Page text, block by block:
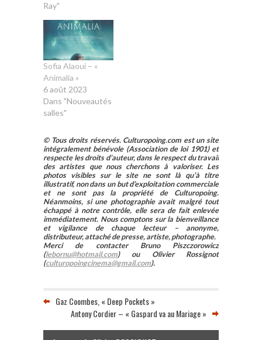
Ray"
Sofia Alaoui – «
Animalia »
6 août 2023
Dans "Nouveautés
salles"
© Tous droits réservés. Culturopoing.com est un site
intégralement bénévole (Association de loi 1901) et
respecte les droits d’auteur, dans le respect du travail
des artistes que nous cherchons à valoriser. Les
photos visibles sur le site ne sont là qu’à titre
illustratif, non dans un but d’exploitation commerciale
et ne sont pas la propriété de Culturopoing.
Néanmoins, si une photographie avait malgré tout
échappé à notre contrôle, elle sera de fait enlevée
immédiatement. Nous comptons sur la bienveillance
et vigilance de chaque lecteur – anonyme,
distributeur, attaché de presse, artiste, photographe.
Merci de contacter Bruno Piszczorowicz
(lebornu@hotmail.com) ou Olivier Rossignot
(culturopoingcinema@gmail.com).
Gaz Coombes, « Deep Pockets »
Antony Cordier – « Gaspard va au Mariage »